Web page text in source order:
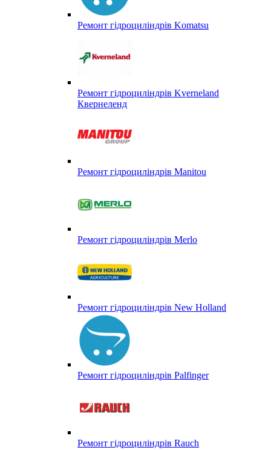
Ремонт гідроциліндрів Komatsu
Ремонт гідроциліндрів Kverneland
Квернеленд
Ремонт гідроциліндрів Manitou
Ремонт гідроциліндрів Merlo
Ремонт гідроциліндрів New Holland
Ремонт гідроциліндрів Palfinger
Ремонт гідроциліндрів Rauch